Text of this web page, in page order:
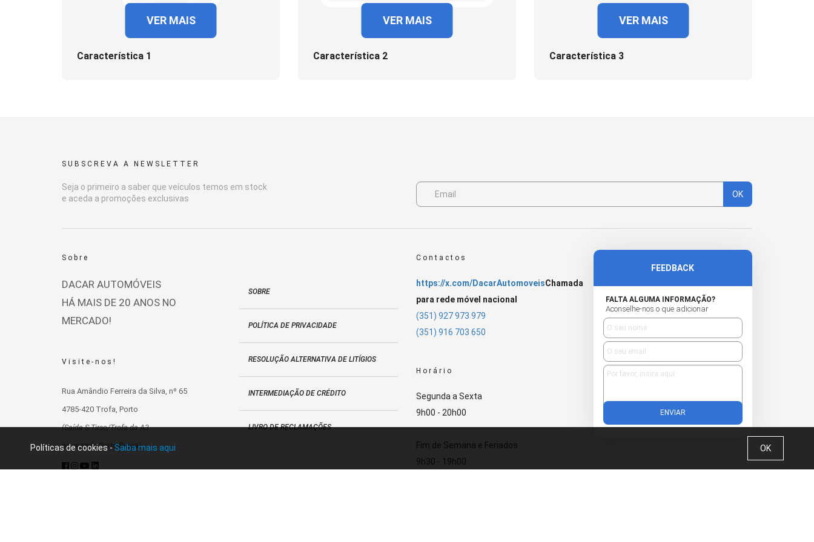
VER MAIS
Característica 1
VER MAIS
Característica 2
VER MAIS
Característica 3
SUBSCREVA A NEWSLETTER
Seja o primeiro a saber que veículos temos em stock
e aceda a promoções exclusivas
OK
Sobre
DACAR AUTOMÓVEIS
HÁ MAIS DE 20 ANOS NO
MERCADO!
Visite-nos!
Rua Amândio Ferreira da Silva, nº 65
4785-420 Trofa, Porto
(Saída S.Tirso/Trofa da A3
no sentido Porto-Braga)
SOBRE
POLÍTICA DE PRIVACIDADE
RESOLUÇÃO ALTERNATIVA DE LITÍGIOS
INTERMEDIAÇÃO DE CRÉDITO
LIVRO DE RECLAMAÇÕES
Contactos
https://x.com/DacarAutomoveisChamada
para rede móvel nacional
(351) 927 973 979
(351) 916 703 650
Horário
Segunda a Sexta
9h00 - 20h00
Fim de Semana e Feriados
9h30 - 19h00
FEEDBACK
FALTA ALGUMA INFORMAÇÃO?
Aconselhe-nos o que adicionar
ENVIAR
Políticas de cookies - Saiba mais aqui OK